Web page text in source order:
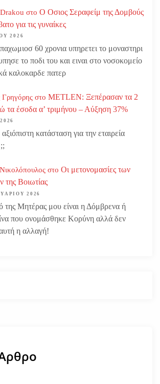
στο Ο Οσιος Σεραφείμ της Δομβούς
για τις γυναίκες
2026
60 χρονια υπηρετει το μοναστηρι
το ποδι του και ειναι στο νοσοκομείο
καλοκαρδε πατερ
Γρηγόρης στο METLEN: Ξεπέρασαν τα 2
τα έσοδα α’ τριμήνου – Αύξηση 37%
κατάσταση για την εταιρεία
στο Οι μετονομασίες των
της Βοιωτίας
2026
της Μητέρας μου είναι η Δόμβρενα ή
που ονομάσθηκε Κορύνη αλλά δεν
η αλλαγή!